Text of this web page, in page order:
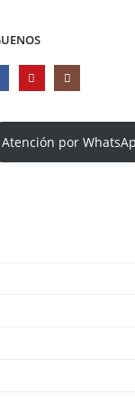
Atención por